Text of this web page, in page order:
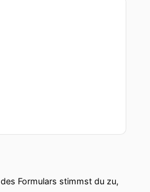
Formulars stimmst du zu,